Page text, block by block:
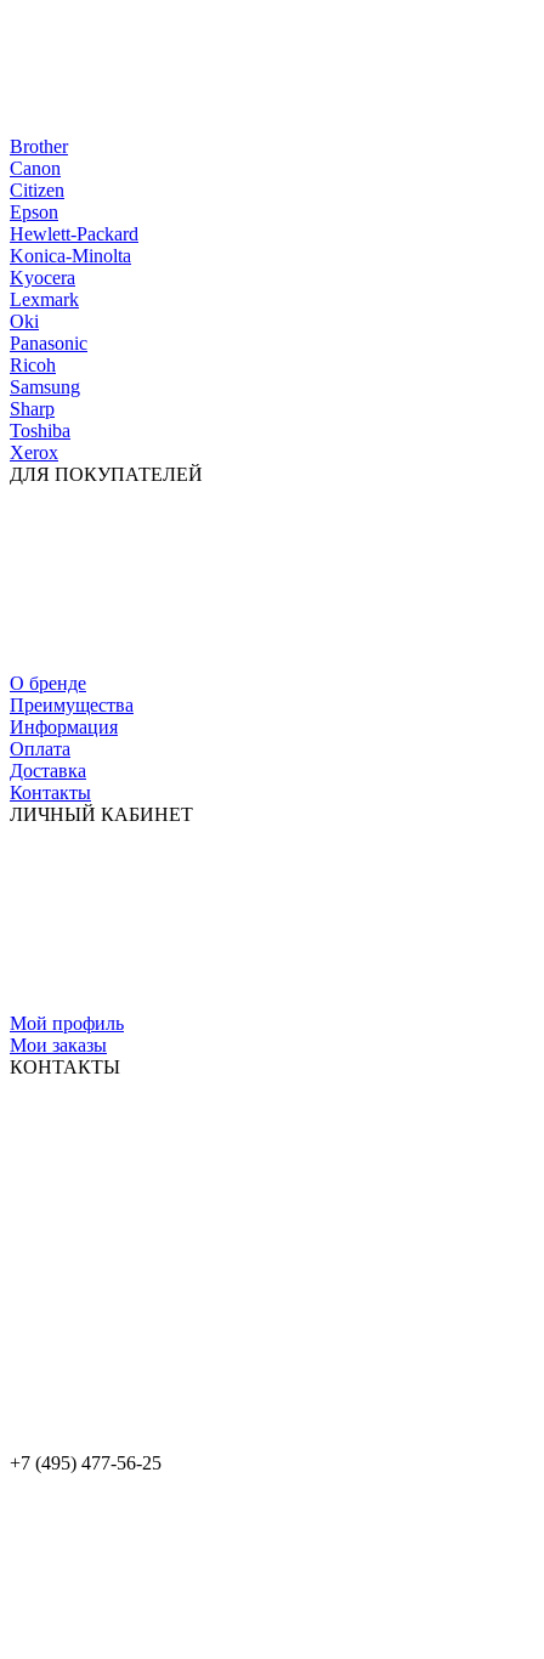
Brother
Canon
Citizen
Epson
Hewlett-Packard
Konica-Minolta
Kyocera
Lexmark
Oki
Panasonic
Ricoh
Samsung
Sharp
Toshiba
Xerox
ДЛЯ ПОКУПАТЕЛЕЙ
О бренде
Преимущества
Информация
Оплата
Доставка
Контакты
ЛИЧНЫЙ КАБИНЕТ
Мой профиль
Мои заказы
КОНТАКТЫ
+7 (495) 477-56-25